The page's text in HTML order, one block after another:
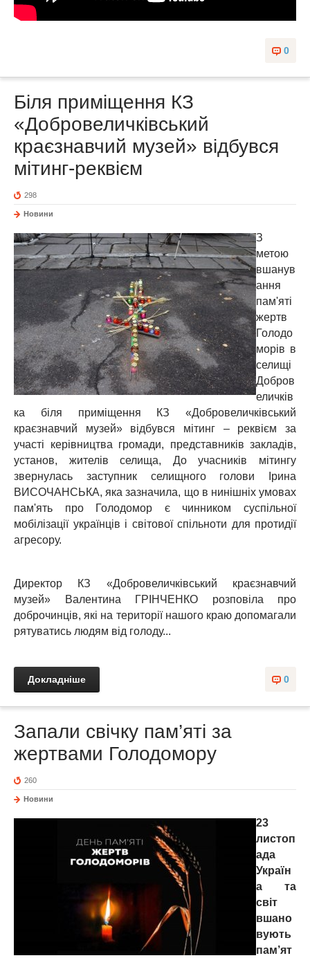
0
Біля приміщення КЗ
«Добровеличківський
краєзнавчий музей» відбувся
мітинг-реквієм
298
Новини
З
метою
вшанув
ання
пам'яті
жертв
Голодо
морів в
селищі
Добров
еличків
ка біля приміщення КЗ «Добровеличківський
краєзнавчий музей» відбувся мітинг – реквієм за
участі керівництва громади, представників закладів,
установ, жителів селища, До учасників мітингу
звернулась заступник селищного голови Ірина
ВИСОЧАНСЬКА, яка зазначила, що в нинішніх умовах
пам'ять про Голодомор є чинником суспільної
мобілізації українців і світової спільноти для протидії
агресору.
Директор КЗ «Добровеличківський краєзнавчий
музей» Валентина ГРІНЧЕНКО розповіла про
доброчинців, які на території нашого краю допомагали
рятуватись людям від голоду...
0
Докладніше
Запали свічку пам’яті за
жертвами Голодомору
260
Новини
23
листоп
ада
Україн
а та
світ
вшано
вують
пам’ят